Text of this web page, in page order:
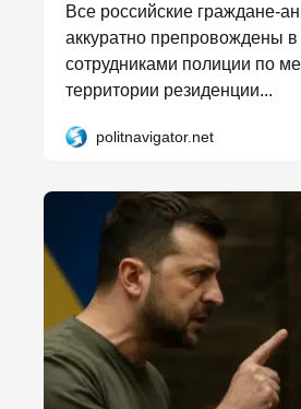
Все российские граждане-
аккуратно препровождены
сотрудниками полиции по
территории резиденции...
politnavigator.net